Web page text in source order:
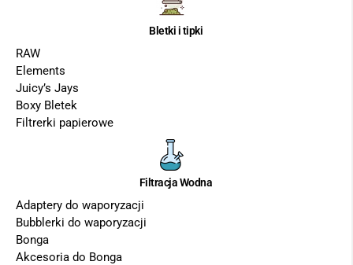
Bletki i tipki
RAW
Elements
Juicy’s Jays
Boxy Bletek
Filtrerki papierowe
Filtracja Wodna
Adaptery do waporyzacji
Bubblerki do waporyzacji
Bonga
Akcesoria do Bonga